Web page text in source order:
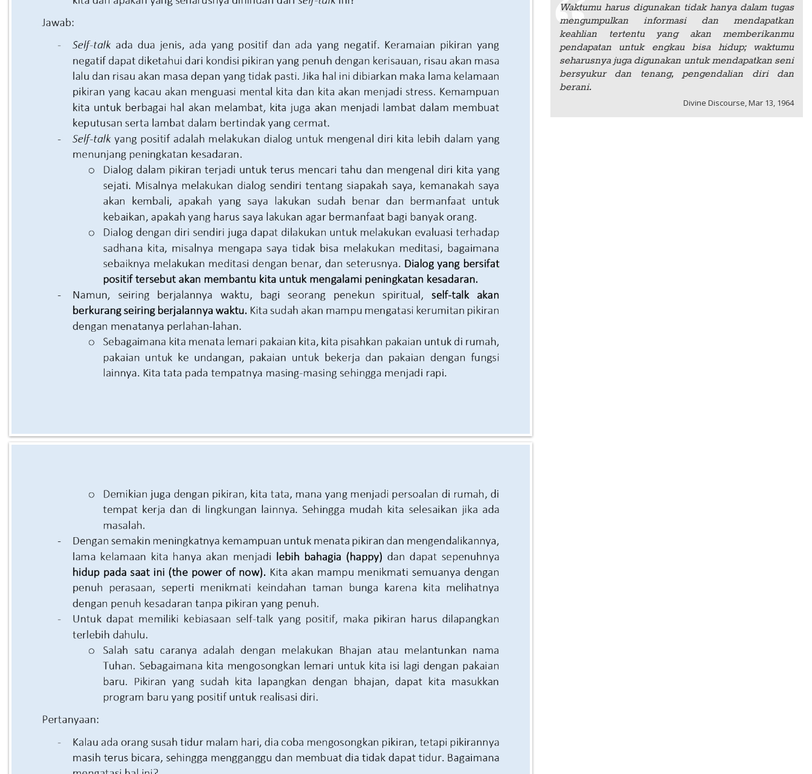
Waktumu harus digunakan tidak hanya dalam tugas
mengumpulkan informasi dan mendapatkan
keahlian tertentu yang akan memberikanmu
pendapatan untuk engkau bisa hidup; waktumu
seharusnya juga digunakan untuk mendapatkan seni
bersyukur dan tenang, pengendalian diri dan
berani.
Divine Discourse, Mar 13, 1964